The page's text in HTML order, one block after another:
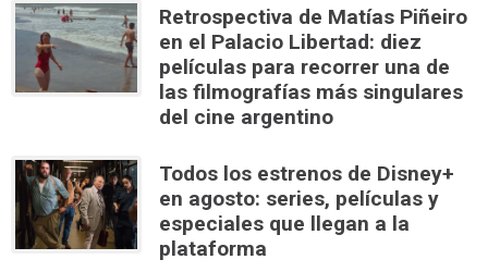
Retrospectiva de Matías Piñeiro
en el Palacio Libertad: diez
películas para recorrer una de
las filmografías más singulares
del cine argentino
Todos los estrenos de Disney+
en agosto: series, películas y
especiales que llegan a la
plataforma